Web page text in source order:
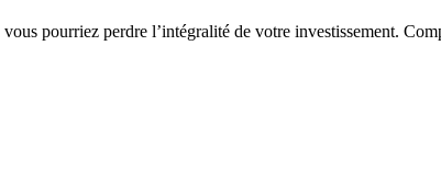
pourriez perdre l’intégralité de votre investissement.